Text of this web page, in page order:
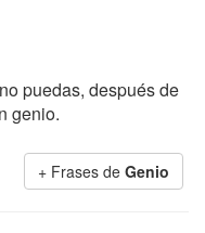
puedas, después de
genio.
+ Frases de Genio